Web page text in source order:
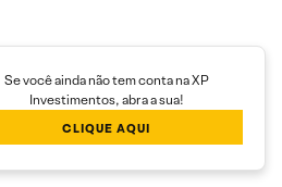
Se você ainda não tem conta na XP
Investimentos, abra a sua!
CLIQUE AQUI